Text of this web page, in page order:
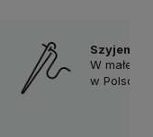
Szyjemy
W małej
w Polsce